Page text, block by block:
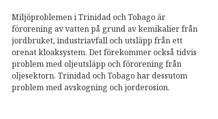
Miljöproblemen i Trinidad och Tobago är
förorening av vatten på grund av kemikalier från
jordbruket, industriavfall och utsläpp från ett
orenat kloaksystem. Det förekommer också tidvis
problem med oljeutsläpp och förorening från
oljesektorn. Trinidad och Tobago har dessutom
problem med avskogning och jorderosion.